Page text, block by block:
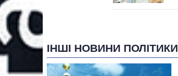
ІНШІ НОВИНИ ПОЛІТИКИ